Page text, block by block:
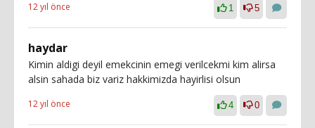
12 yıl önce 1 5
haydar
Kimin aldigi deyil emekcinin emegi verilcekmi kim alirsa
alsin sahada biz variz hakkimizda hayirlisi olsun
12 yıl önce 4 0